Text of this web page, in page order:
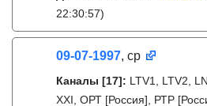
22:30:57)
09-07-1997, ср
Каналы [17]: LTV1, LTV2,
XXI, ОРТ [Россия], РТР